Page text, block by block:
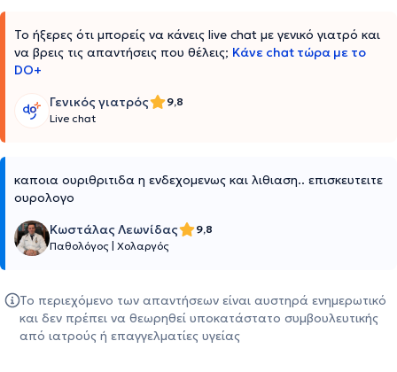
Το ήξερες ότι μπορείς να κάνεις live chat με γενικό γιατρό και
να βρεις τις απαντήσεις που θέλεις; Κάνε chat τώρα με το
DO+
Γενικός γιατρός
9,8
Live chat
καποια ουριθριτιδα η ενδεχομενως και λιθιαση.. επισκευτειτε
ουρολογο
Κωστάλας Λεωνίδας
9,8
Παθολόγος Χολαργός
Το περιεχόμενο των απαντήσεων είναι αυστηρά ενημερωτικό
και δεν πρέπει να θεωρηθεί υποκατάστατο συμβουλευτικής
από ιατρούς ή επαγγελματίες υγείας